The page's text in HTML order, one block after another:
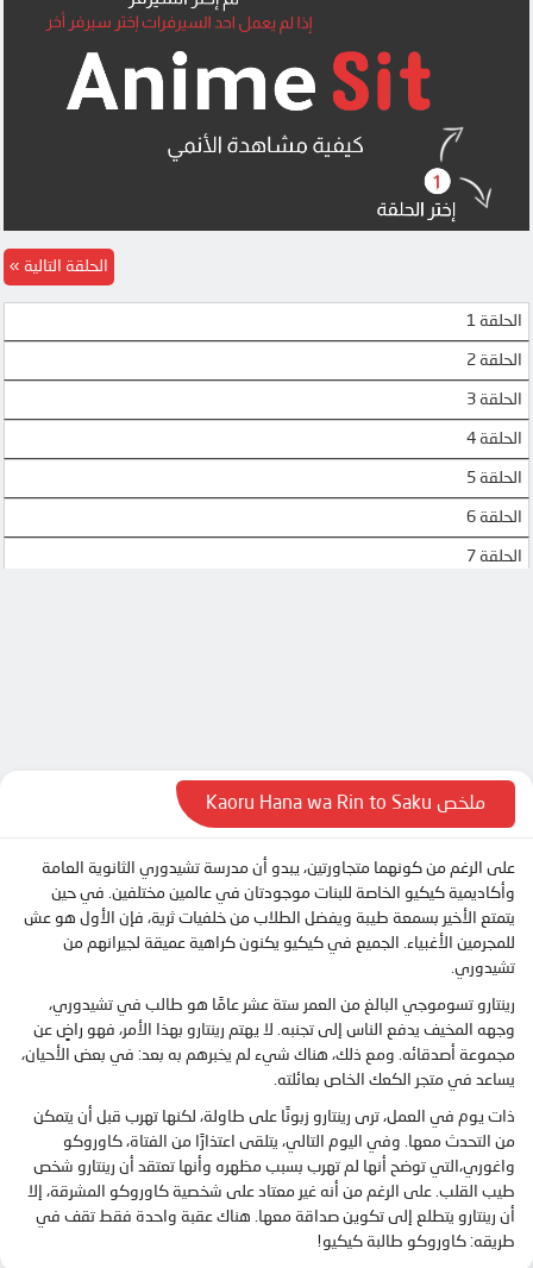
الحلقة 1
الحلقة 2
الحلقة 3
الحلقة 4
الحلقة 5
الحلقة 6
الحلقة 7
الحلقة 13
الحلقة التالية
ملخص Kaoru Hana wa Rin to Saku
على الرغم من كونهما متجاورتين، يبدو أن مدرسة تشيدوري الثانوية العامة
وأكاديمية كيكيو الخاصة للبنات موجودتان في عالمين مختلفين. في حين
يتمتع الأخير بسمعة طيبة ويفضل الطلاب من خلفيات ثرية، فإن الأول هو عش
للمجرمين الأغبياء. الجميع في كيكيو يكنون كراهية عميقة لجيرانهم من
تشيدوري.
رينتارو تسوموجي البالغ من العمر ستة عشر عامًا هو طالب في تشيدوري،
وجهه المخيف يدفع الناس إلى تجنبه. لا يهتم رينتارو بهذا الأمر، فهو راضٍ عن
مجموعة أصدقائه. ومع ذلك، هناك شيء لم يخبرهم به بعد: في بعض الأحيان،
يساعد في متجر الكعك الخاص بعائلته.
ذات يوم في العمل، ترى رينتارو زبونًا على طاولة، لكنها تهرب قبل أن يتمكن
من التحدث معها. وفي اليوم التالي، يتلقى اعتذارًا من الفتاة، كاوروكو
واغوري،التي توضح أنها لم تهرب بسبب مظهره وأنها تعتقد أن رينتارو شخص
طيب القلب. على الرغم من أنه غير معتاد على شخصية كاوروكو المشرقة، إلا
أن رينتارو يتطلع إلى تكوين صداقة معها. هناك عقبة واحدة فقط تقف في
طريقه: كاوروكو طالبة كيكيو!